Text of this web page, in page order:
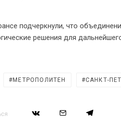
подчеркнули, что
решения для
МЕТРОПОЛИТЕН САНКТ-